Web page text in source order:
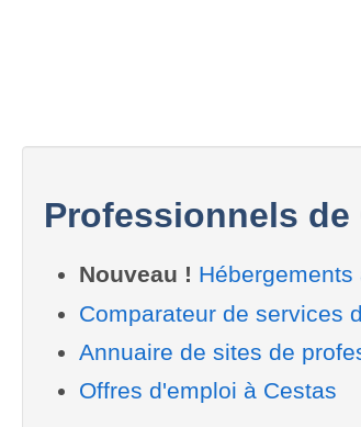
Professionnels de
Nouveau ! Hébergements
Comparateur de services
Annuaire de sites de
Offres d'emploi à Cestas